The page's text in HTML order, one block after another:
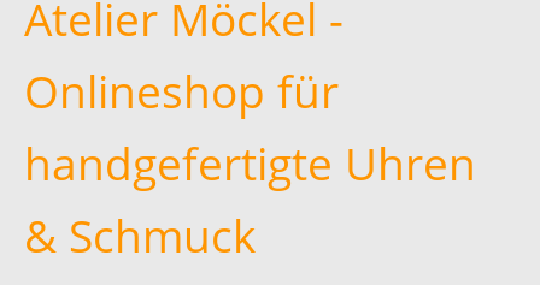
Atelier Möckel -
Onlineshop für
handgefertigte Uhren
& Schmuck